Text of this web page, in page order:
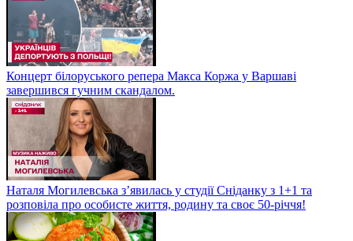
Концерт білоруського репера Макса Коржа у Варшаві
завершився гучним скандалом.
Наталя Могилевська з’явилась у студії Сніданку з 1+1 та
розповіла про особисте життя, родину та своє 50-річчя!